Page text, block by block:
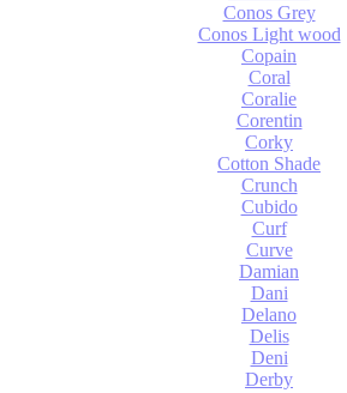
Conos Grey
Conos Light wood
Copain
Coral
Coralie
Corentin
Corky
Cotton Shade
Crunch
Cubido
Curf
Curve
Damian
Dani
Delano
Delis
Deni
Derby